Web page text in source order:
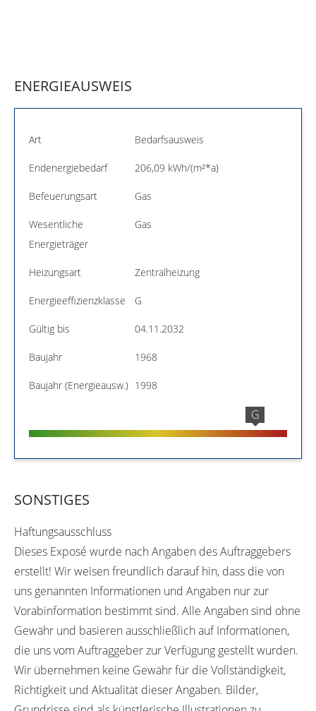
ENERGIEAUSWEIS
Art Bedarfsausweis
Endenergiebedarf 206,09 kWh/(m²*a)
Befeuerungsart Gas
Wesentliche
Energieträger
Gas
Heizungsart Zentralheizung
Energieeffizienzklasse G
Gültig bis 04.11.2032
Baujahr 1968
Baujahr (Energieausw.) 1998
G
SONSTIGES
Haftungsausschluss
Dieses Exposé wurde nach Angaben des Auftraggebers
erstellt! Wir weisen freundlich darauf hin, dass die von
uns genannten Informationen und Angaben nur zur
Vorabinformation bestimmt sind. Alle Angaben sind ohne
Gewähr und basieren ausschließlich auf Informationen,
die uns vom Auftraggeber zur Verfügung gestellt wurden.
Wir übernehmen keine Gewähr für die Vollständigkeit,
Richtigkeit und Aktualität dieser Angaben. Bilder,